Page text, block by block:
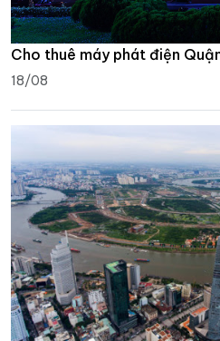
Cho thuê máy phát điện
18/08